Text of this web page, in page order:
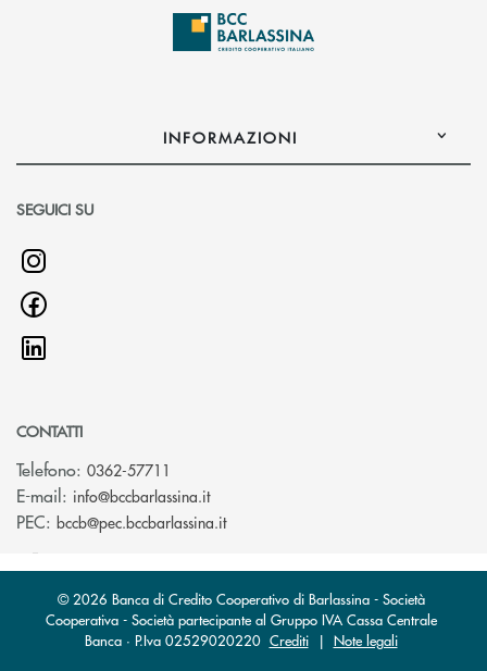
INFORMAZIONI
SEGUICI SU
CONTATTI
Telefono: 0362-57711
E-mail: info@bccbarlassina.it(si apre l’app di posta elettronica)
PEC: bccb@pec.bccbarlassina.it(si apre l’app di posta elettronica)
© 2026 Banca di Credito Cooperativo di Barlassina - Società
Cooperativa - Società partecipante al Gruppo IVA Cassa Centrale
Banca · P.Iva 02529020220 Crediti| Note legali